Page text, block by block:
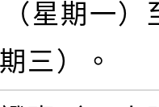
星期一）
三）。